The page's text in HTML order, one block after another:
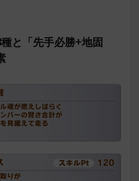
と「先手必勝+地固